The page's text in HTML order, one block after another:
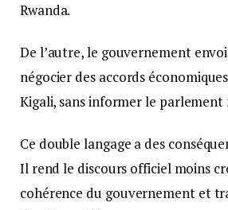
Rwanda.
De l’autre, le gouvernement
négocier des accords
Kigali, sans informer le parlement
Ce double langage a des
Il rend le discours officiel moins
cohérence du gouvernement et